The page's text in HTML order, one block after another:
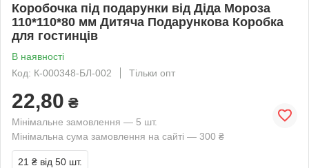
Коробочка під подарунки від Діда Мороза
110*110*80 мм Дитяча Подарункова Коробка
для гостинців
В наявності
Код: К-000348-БЛ-002
Тільки опт
22,80 ₴
Мінімальне замовлення — 5 шт.
Мінімальна сума замовлення на сайті — 300 ₴
21 ₴ від 50 шт.